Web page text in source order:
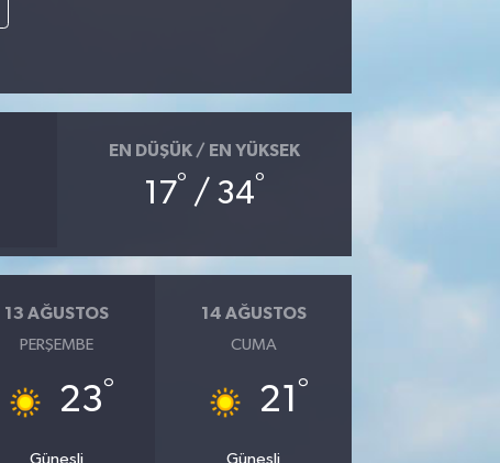
EN DÜŞÜK / EN YÜKSEK
17° / 34°
13 AĞUSTOS
PERŞEMBE
23°
Güneşli
14 AĞUSTOS
CUMA
21 °
Güneşli